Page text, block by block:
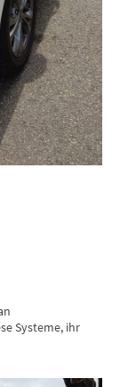
Systeme, ihr